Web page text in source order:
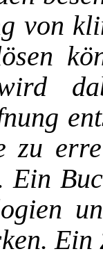
von
wird
zu
Ein